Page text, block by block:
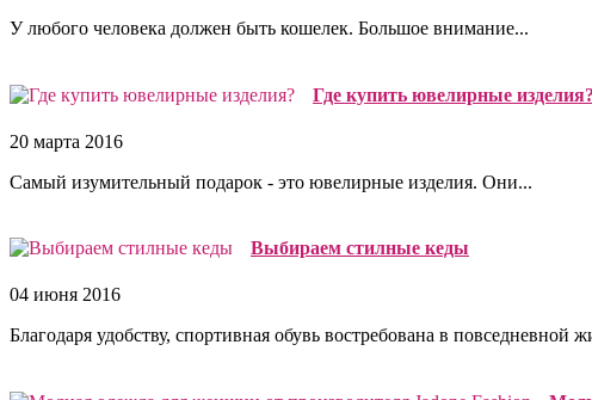
У любого человека должен быть кошелек. Большое внимание...
Где купить ювелирные изделия?
20 марта 2016
Самый изумительный подарок - это ювелирные изделия. Они...
Выбираем стилные кеды
04 июня 2016
Благодаря удобству, спортивная обувь востребована в повседневной